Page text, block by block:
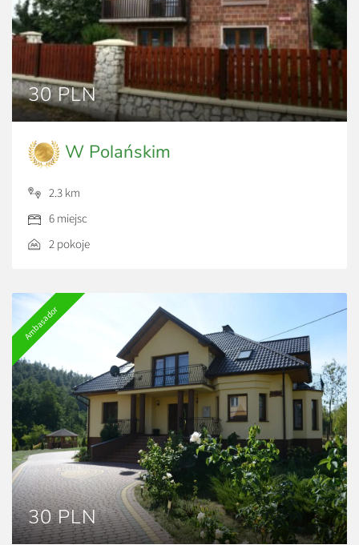
30 PLN
W Polańskim
2.3 km
6 miejsc
2 pokoje
Ambasador
30 PLN